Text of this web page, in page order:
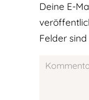
Deine E-
Felder